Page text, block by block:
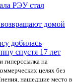
РЭУ стал
домой
добилась
спустя 17 лет
на
целях без
нашедшие место в